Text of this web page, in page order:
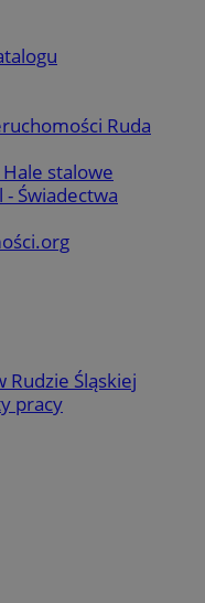
Ruda
stalowe
Świadectwa
Rudzie Śląskiej
pracy